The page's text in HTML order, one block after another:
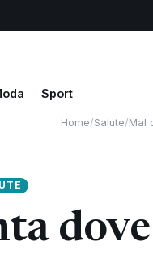
Sport
Home/Salute/Mal